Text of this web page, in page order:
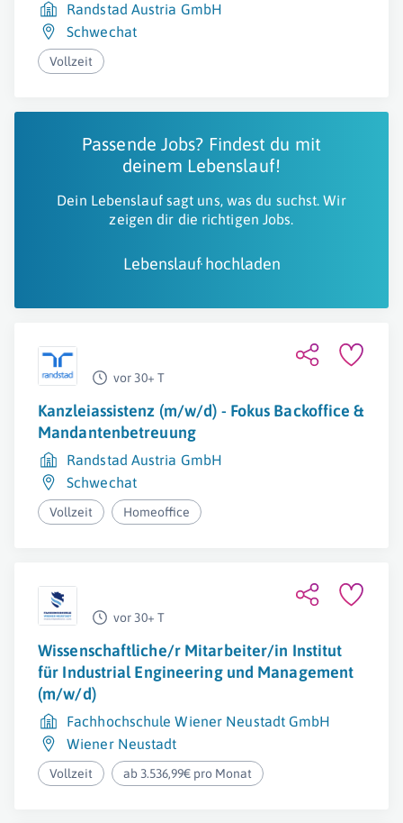
Randstad Austria GmbH
Schwechat
Vollzeit
Passende Jobs? Findest du mit
deinem Lebenslauf!
Dein Lebenslauf sagt uns, was du suchst. Wir
zeigen dir die richtigen Jobs.
Lebenslauf hochladen
vor 30+ T
Kanzleiassistenz (m/w/d) - Fokus Backoffice &
Mandantenbetreuung
Randstad Austria GmbH
Schwechat
Vollzeit Homeoffice
vor 30+ T
Wissenschaftliche/r Mitarbeiter/in Institut
für Industrial Engineering und Management
(m/w/d)
Fachhochschule Wiener Neustadt GmbH
Wiener Neustadt
Vollzeit ab 3.536,99€ pro Monat